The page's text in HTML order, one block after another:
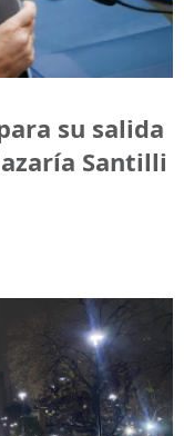
su salida
Santilli